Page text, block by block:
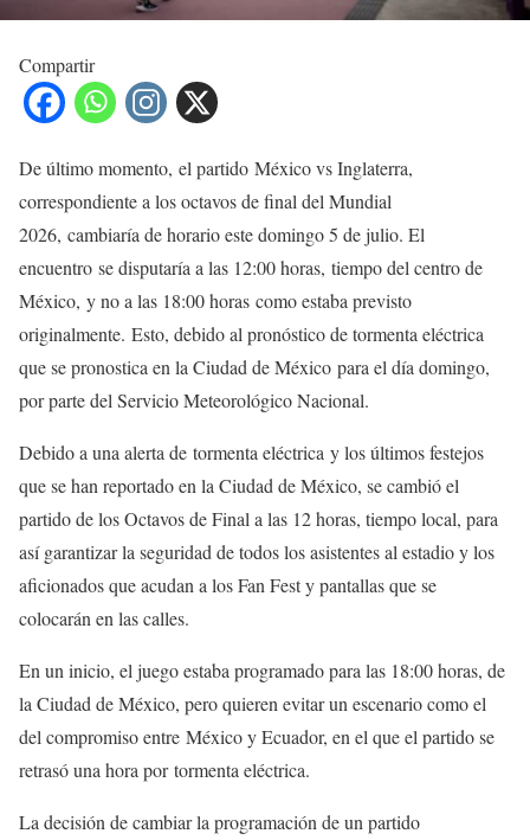
Compartir
De último momento, el partido México vs Inglaterra,
correspondiente a los octavos de final del Mundial
2026, cambiaría de horario este domingo 5 de julio. El
encuentro se disputaría a las 12:00 horas, tiempo del centro de
México, y no a las 18:00 horas como estaba previsto
originalmente. Esto, debido al pronóstico de tormenta eléctrica
que se pronostica en la Ciudad de México para el día domingo,
por parte del Servicio Meteorológico Nacional.
Debido a una alerta de tormenta eléctrica y los últimos festejos
que se han reportado en la Ciudad de México, se cambió el
partido de los Octavos de Final a las 12 horas, tiempo local, para
así garantizar la seguridad de todos los asistentes al estadio y los
aficionados que acudan a los Fan Fest y pantallas que se
colocarán en las calles.
En un inicio, el juego estaba programado para las 18:00 horas, de
la Ciudad de México, pero quieren evitar un escenario como el
del compromiso entre México y Ecuador, en el que el partido se
retrasó una hora por tormenta eléctrica.
La decisión de cambiar la programación de un partido